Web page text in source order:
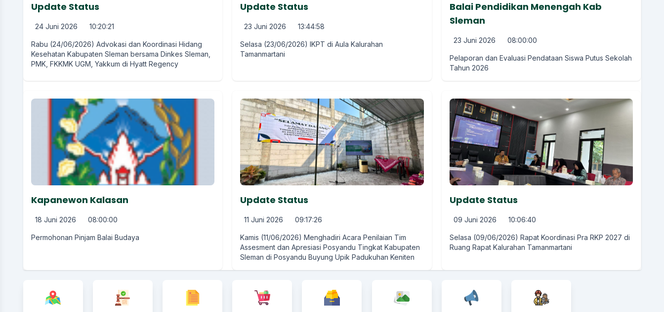
Update Status
24 Juni 2026 10:20:21
Rabu (24/06/2026) Advokasi dan Koordinasi Hidang
Kesehatan Kabupaten Sleman bersama Dinkes Sleman,
PMK, FKKMK UGM, Yakkum di Hyatt Regency
Update Status
23 Juni 2026 13:44:58
Selasa (23/06/2026) IKPT di Aula Kalurahan
Tamanmartani
Balai Pendidikan Menengah Kab
Sleman
23 Juni 2026 08:00:00
Pelaporan dan Evaluasi Pendataan Siswa Putus Sekolah
Tahun 2026
Kapanewon Kalasan
18 Juni 2026 08:00:00
Permohonan Pinjam Balai Budaya
Update Status
11 Juni 2026 09:17:26
Kamis (11/06/2026) Menghadiri Acara Penilaian Tim
Assesment dan Apresiasi Posyandu Tingkat Kabupaten
Sleman di Posyandu Buyung Upik Padukuhan Keniten
Update Status
09 Juni 2026 10:06:40
Selasa (09/06/2026) Rapat Koordinasi Pra RKP 2027 di
Ruang Rapat Kalurahan Tamanmartani